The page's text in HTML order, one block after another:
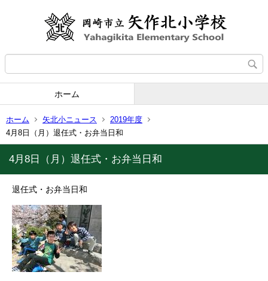
ホーム
ホーム 矢北小ニュース
2019年度
4月8日（月）退任式・お弁当日和
4月8日（月）退任式・お弁当日和
退任式・お弁当日和